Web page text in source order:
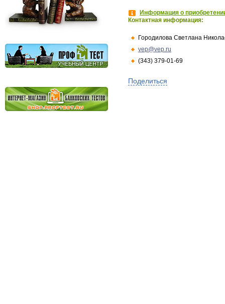
Информация о
Контактная информация:
Городилова Светлана
vep@vep.ru
(343) 379-01-69
Поделиться